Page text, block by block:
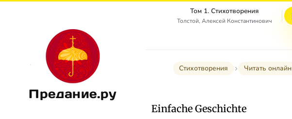
Предание.ру
Том 1. Стихотворения
Толстой, Алексей Константинович
Стихотворения Читать онлайн
Einfache Geschichte